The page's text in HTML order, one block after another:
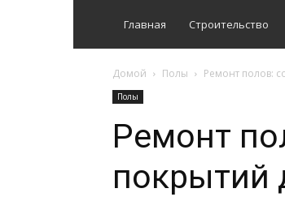
Главная Строительство
Домой Полы Ремонт полов:
Полы
Ремонт
покрытий